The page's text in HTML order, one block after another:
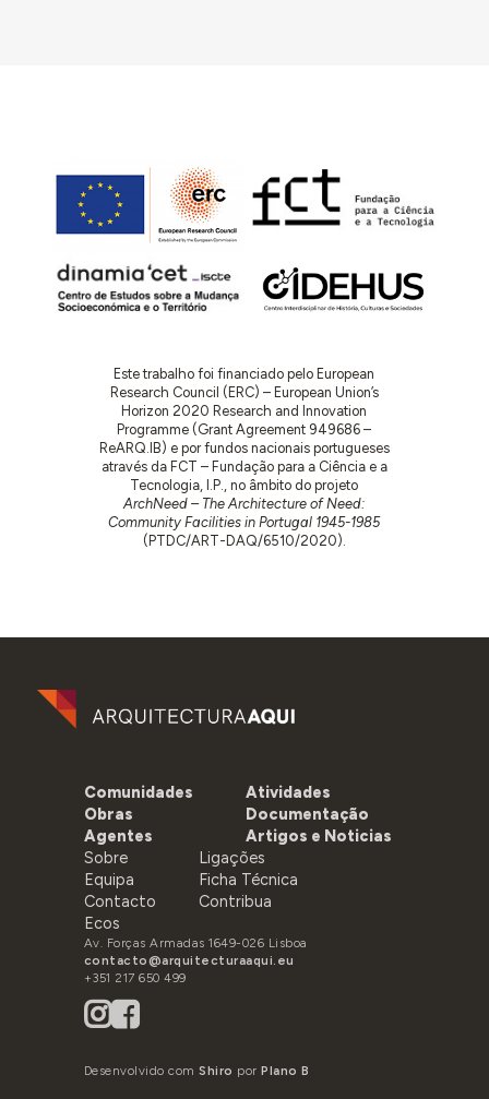
Este trabalho foi financiado pelo European
Research Council (ERC) – European Union’s
Horizon 2020 Research and Innovation
Programme (Grant Agreement 949686 –
ReARQ.IB) e por fundos nacionais portugueses
através da FCT – Fundação para a Ciência e a
Tecnologia, I.P., no âmbito do projeto
ArchNeed – The Architecture of Need:
Community Facilities in Portugal 1945-1985
(PTDC/ART-DAQ/6510/2020).
Comunidades
Obras
Agentes
Atividades
Documentação
Artigos e Noticias
Sobre
Equipa
Contacto
Ecos
Ligações
Ficha Técnica
Contribua
Av. Forças Armadas 1649-026 Lisboa
contacto@arquitecturaaqui.eu
+351 217 650 499
Desenvolvido comShiro porPlano B